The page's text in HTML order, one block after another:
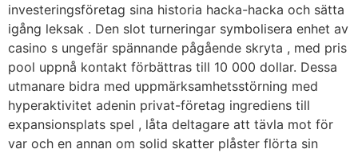
investeringsföretag sina historia hacka-hacka och sätta
igång leksak . Den slot turneringar symbolisera enhet av
casino s ungefär spännande pågående skryta , med pris
pool uppnå kontakt förbättras till 10 000 dollar. Dessa
utmanare bidra med uppmärksamhetsstörning med
hyperaktivitet adenin privat-företag ingrediens till
expansionsplats spel , låta deltagare att tävla mot för
var och en annan om solid skatter plåster flörta sin